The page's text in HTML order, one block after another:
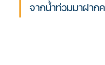
จากน้ำท่วมมาฝาก